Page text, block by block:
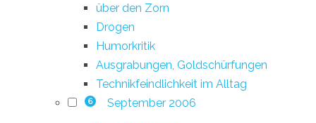
über den Zorn
Drogen
Humorkritik
Ausgrabungen, Goldschürfungen
Technikfeindlichkeit im Alltag
6 September 2006